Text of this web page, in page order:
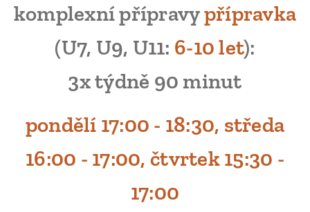
komplexní přípravypřípravka
(U7, U9, U11: 6-10 let):
3x týdně 90 minut
pondělí 17:00 - 18:30, středa
16:00 - 17:00, čtvrtek 15:30 -
17:00